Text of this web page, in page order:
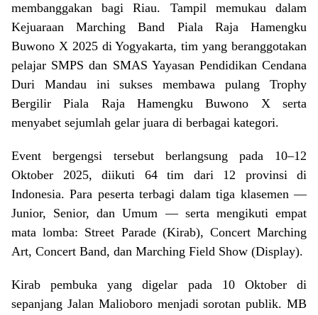
membanggakan bagi Riau. Tampil memukau dalam
Kejuaraan Marching Band Piala Raja Hamengku
Buwono X 2025 di Yogyakarta, tim yang beranggotakan
pelajar SMPS dan SMAS Yayasan Pendidikan Cendana
Duri Mandau ini sukses membawa pulang Trophy
Bergilir Piala Raja Hamengku Buwono X serta
menyabet sejumlah gelar juara di berbagai kategori.
Event bergengsi tersebut berlangsung pada 10–12
Oktober 2025, diikuti 64 tim dari 12 provinsi di
Indonesia. Para peserta terbagi dalam tiga klasemen —
Junior, Senior, dan Umum — serta mengikuti empat
mata lomba: Street Parade (Kirab), Concert Marching
Art, Concert Band, dan Marching Field Show (Display).
Kirab pembuka yang digelar pada 10 Oktober di
sepanjang Jalan Malioboro menjadi sorotan publik. MB